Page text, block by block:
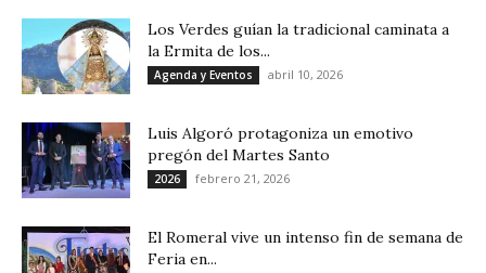
Los Verdes guían la tradicional caminata a
la Ermita de los...
Agenda y Eventos abril 10, 2026
Luis Algoró protagoniza un emotivo
pregón del Martes Santo
2026 febrero 21, 2026
El Romeral vive un intenso fin de semana de
Feria en...